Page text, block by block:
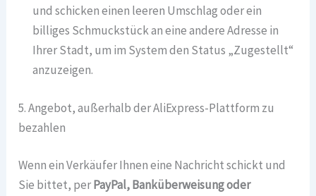
und schicken einen leeren Umschlag oder ein
billiges Schmuckstück an eine andere Adresse in
Ihrer Stadt, um im System den Status „Zugestellt“
anzuzeigen.
5. Angebot, außerhalb der AliExpress-Plattform zu
bezahlen
Wenn ein Verkäufer Ihnen eine Nachricht schickt und
Sie bittet, perPayPal, Banküberweisung oder